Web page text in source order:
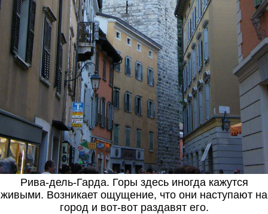
Рива-дель-Гарда. Горы здесь иногда кажутся
живыми. Возникает ощущение, что они наступают на
город и вот-вот раздавят его.